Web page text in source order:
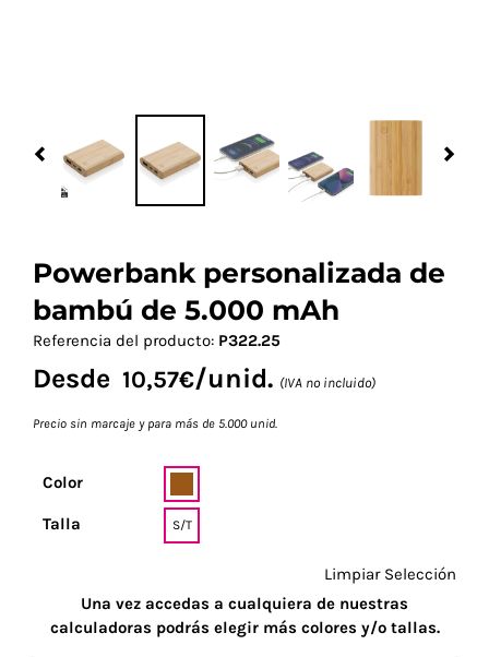
Previous
Powerbank personalizada de
bambú de 5.000 mAh
Referencia del producto: P322.25
Desde 10,57€/unid. (IVA no incluido)
Precio sin marcaje y para más de 5.000 unid.
Color
Talla S/T
Limpiar Selección
Una vez accedas a cualquiera de nuestras
calculadoras podrás elegir más colores y/o tallas.